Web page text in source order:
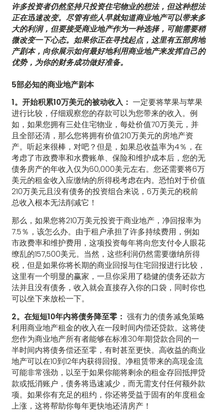
许多投资者仍然坚持只投资住宅物业的想法，但这种想法
正在迅速改变。尽管有些人早就知道商业地产可以带来多
大的利润，但要接受商业地产作为一种选择，可能需要稍
微改变一下心态。如果你正在寻找起点，这里有五部房地
产剧本，向你展示如何最好地利用商业地产来发挥自己的
优势，为你的财务成功做好准备。
5部必知的商业地产剧本
1。开始积累10万美元的被动收入： 一定要将苹果与苹果
进行比较，仔细观察您的存款可以为您带来的收入。例
如，如果您拥有三处住宅物业，每处价值70万美元，并
且全部还清，那么您将拥有价值210万美元的房地产资
产。听起来很棒，对吧？但是，如果总收益率为4％，在
考虑了市政费率和水费账单、保险和维护成本后，您的无
债务房产的年收入仅为60,000美元左右。您还需要将6万
美元的租金收入应缴纳的所得税考虑在内。恐怕对于价值
210万美元且没有债务的投资组合来说，6万美元的税前
总收入根本无法削减它！
那么，如果您将210万美元投资于商业地产，净回报率为
7.5％，该怎么办。由于租户承担了许多持续费用，例如
市政费率和维护费用，这项投资每年将向您支付令人眼花
缭乱的157,500美元。当然，这些利润仍然需要缴纳所得
税，但是如果你将长期的商业回报与住宅回报进行比较，
这里有一个明显的赢家，一旦你采用了稳健的债务还款方
法并且没有债务，收入就会直接存入你的口袋，同时你也
可以坐下来放松一下。
2。在短短10年内将债务降至零： 强有力的债务减免策略
利用商业地产租金的收入在一段时间内偿还贷款。这将使
您作为商业地产所有者能够在标准30年期贷款合同的一
半时间内将债务偿还至零，有时甚至更快。高收益的商业
地产可以在10到12年内获得回报。净租赁带来的高现金流
可能非常强劲，以至于如果你能将剩余的租金存回抵押贷
款或抵消账户，债务将迅速减少，而无需支付任何额外款
项。如果你有充足的租约，你还将受益于固有的年度租金
上涨，这将帮助你每年更快地还清房产！